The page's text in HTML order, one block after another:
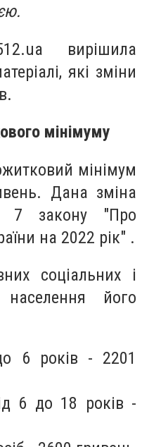
вирішила
які зміни
мінімуму
мінімум
Дана зміна
7 закону "Про
на 2022 рік" .
соціальних і
його
6 років - 2201
6 до 18 років -